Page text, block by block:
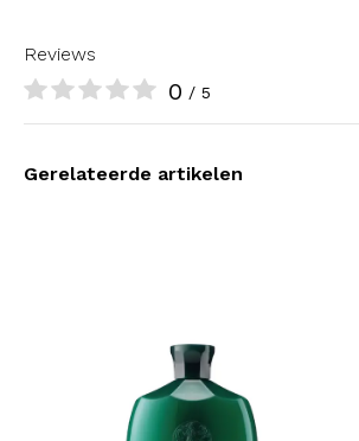
Reviews
0 / 5
Gerelateerde artikelen